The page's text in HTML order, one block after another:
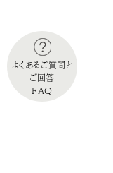
よくあるご質問と
ご回答
FAQ